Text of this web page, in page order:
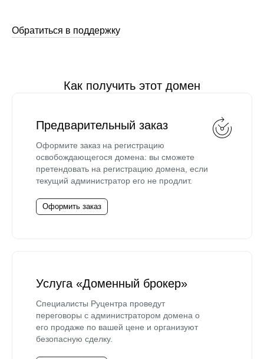
Обратиться в поддержку
Как получить этот домен
Предварительный заказ
Оформите заказ на регистрацию
освобождающегося домена: вы сможете
претендовать на регистрацию домена, если
текущий администратор его не продлит.
Оформить заказ
Услуга «Доменный брокер»
Специалисты Руцентра проведут
переговоры с администратором домена о
его продаже по вашей цене и организуют
безопасную сделку.